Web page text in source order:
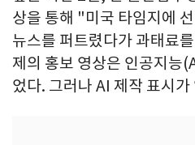
상을 통해 "미국 타임지에
뉴스를 퍼트렸다가 과태료
제의 홍보 영상은 인공지능
었다. 그러나 AI 제작 표시가